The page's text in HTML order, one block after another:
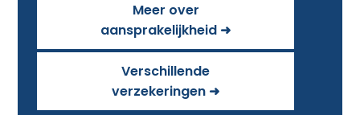
Meer over
aansprakelijkheid ➜
Verschillende
verzekeringen ➜